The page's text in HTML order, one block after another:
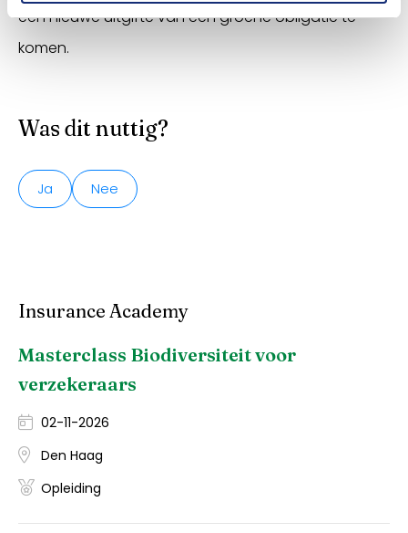
een nieuwe uitgifte van een groene obligatie te
komen.
Was dit nuttig?
Ja Nee
Insurance Academy
Masterclass Biodiversiteit voor
verzekeraars
02-11-2026
Den Haag
Opleiding